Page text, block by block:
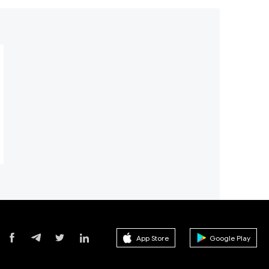
App Store Google Play